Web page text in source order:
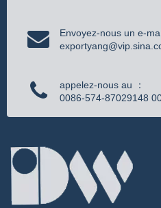
Envoyez-nous un e-
appelez-nous au ：
0086-574-87029148